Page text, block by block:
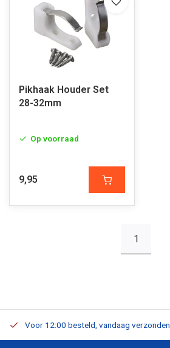
Pikhaak Houder Set
28-32mm
Op voorraad
9,95
1
Voor 12:00 besteld, vandaag verzonden